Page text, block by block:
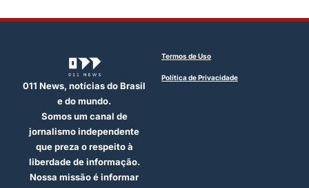
011 News, notícias do Brasil
e do mundo.
Somos um canal de
jornalismo independente
que preza o respeito à
liberdade de informação.
Nossa missão é informar
Termos de Uso
Política de Privacidade